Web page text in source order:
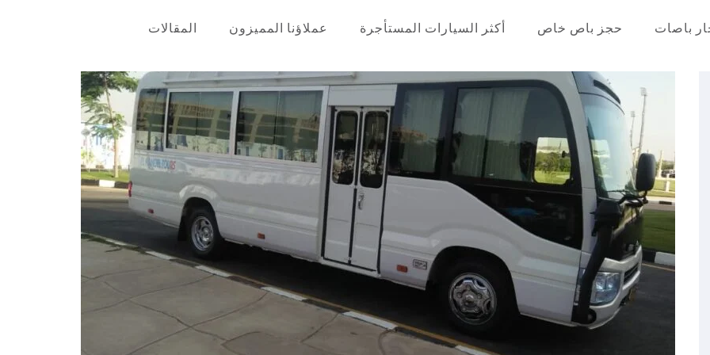
في مصر
باصات حجز باص خاص أكثر السيارات المستأجرة عملاؤنا المميزون
المقالات